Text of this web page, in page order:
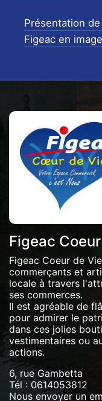
Présentation
Figeac en
Figeac
Figeac Coeur de
commerçants et
locale à travers
ses commerces.
Il est agréable de
pour admirer le
dans ces jolies
vestimentaires ou
actions.
6, rue Gambetta
Tél : 0614053812
Nous envoyer un